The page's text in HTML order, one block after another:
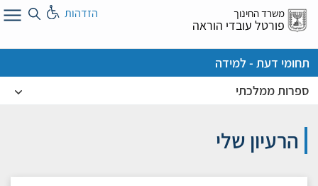
דלג
אל
משרד החינוך
פורטל עובדי הוראה
הזדהות
תחומי דעת - למידה
ספרות ממלכתי
הרעיון שלי